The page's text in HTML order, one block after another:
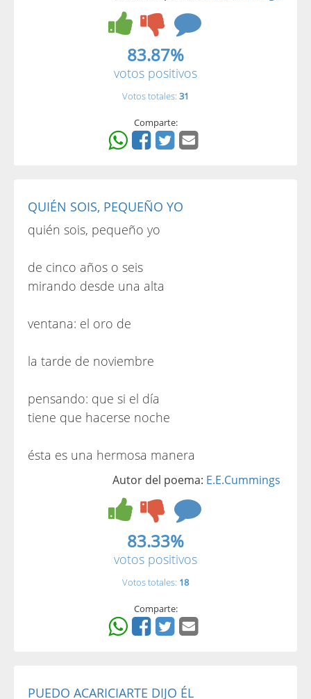
83.87%
votos positivos
Votos totales: 31
Comparte:
QUIÉN SOIS, PEQUEÑO YO
quién sois, pequeño yo
de cinco años o seis
mirando desde una alta
ventana: el oro de
la tarde de noviembre
pensando: que si el día
tiene que hacerse noche
ésta es una hermosa manera
Autor del poema: E.E.Cummings
83.33%
votos positivos
Votos totales: 18
Comparte:
PUEDO ACARICIARTE DIJO ÉL